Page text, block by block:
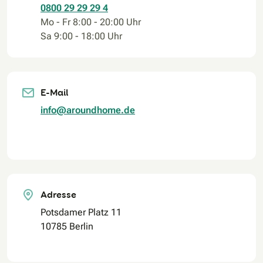
0800 29 29 29 4
Mo - Fr 8:00 - 20:00 Uhr
Sa 9:00 - 18:00 Uhr
E-Mail
info@aroundhome.de
Adresse
Potsdamer Platz 11
10785 Berlin